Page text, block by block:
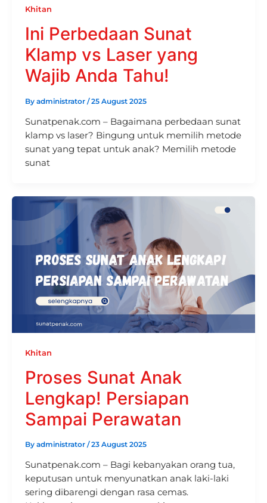
Khitan
Ini Perbedaan Sunat
Klamp vs Laser yang
Wajib Anda Tahu!
By administrator /25 August 2025
Sunatpenak.com – Bagaimana perbedaan sunat
klamp vs laser? Bingung untuk memilih metode
sunat yang tepat untuk anak? Memilih metode
sunat
Khitan
Proses Sunat Anak
Lengkap! Persiapan
Sampai Perawatan
By administrator /23 August 2025
Sunatpenak.com – Bagi kebanyakan orang tua,
keputusan untuk menyunatkan anak laki-laki
sering dibarengi dengan rasa cemas.